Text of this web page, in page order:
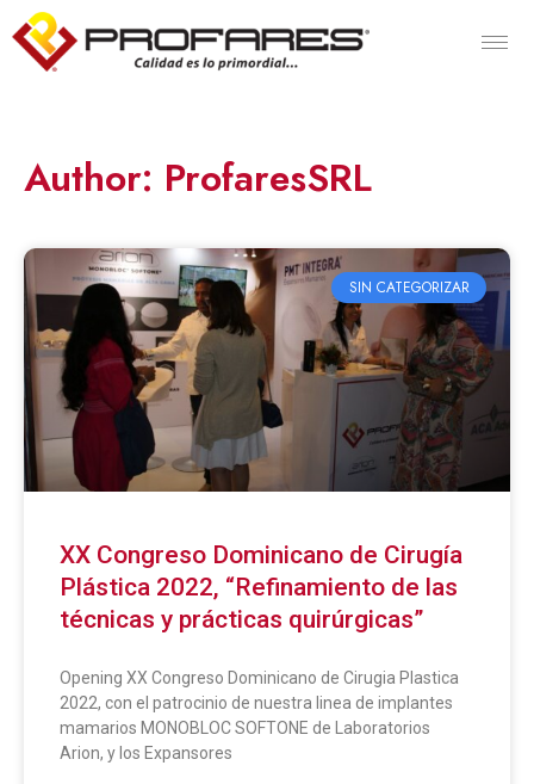
Author: ProfaresSRL
SIN CATEGORIZAR
XX Congreso Dominicano de Cirugía
Plástica 2022, “Refinamiento de las
técnicas y prácticas quirúrgicas”
Opening XX Congreso Dominicano de Cirugia Plastica
2022, con el patrocinio de nuestra linea de implantes
mamarios MONOBLOC SOFTONE de Laboratorios
Arion, y los Expansores